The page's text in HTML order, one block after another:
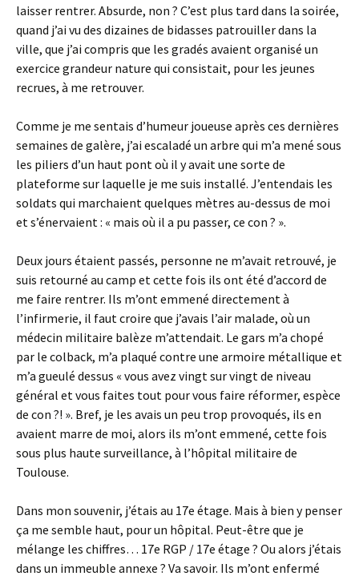
laisser rentrer. Absurde, non ? C’est plus tard dans la soirée,
quand j’ai vu des dizaines de bidasses patrouiller dans la
ville, que j’ai compris que les gradés avaient organisé un
exercice grandeur nature qui consistait, pour les jeunes
recrues, à me retrouver.
Comme je me sentais d’humeur joueuse après ces dernières
semaines de galère, j’ai escaladé un arbre qui m’a mené sous
les piliers d’un haut pont où il y avait une sorte de
plateforme sur laquelle je me suis installé. J’entendais les
soldats qui marchaient quelques mètres au-dessus de moi
et s’énervaient : « mais où il a pu passer, ce con ? ».
Deux jours étaient passés, personne ne m’avait retrouvé, je
suis retourné au camp et cette fois ils ont été d’accord de
me faire rentrer. Ils m’ont emmené directement à
l’infirmerie, il faut croire que j’avais l’air malade, où un
médecin militaire balèze m’attendait. Le gars m’a chopé
par le colback, m’a plaqué contre une armoire métallique et
m’a gueulé dessus « vous avez vingt sur vingt de niveau
général et vous faites tout pour vous faire réformer, espèce
de con ?! ». Bref, je les avais un peu trop provoqués, ils en
avaient marre de moi, alors ils m’ont emmené, cette fois
sous plus haute surveillance, à l’hôpital militaire de
Toulouse.
Dans mon souvenir, j’étais au 17e étage. Mais à bien y penser
ça me semble haut, pour un hôpital. Peut-être que je
mélange les chiffres… 17e RGP / 17e étage ? Ou alors j’étais
dans un immeuble annexe ? Va savoir. Ils m’ont enfermé